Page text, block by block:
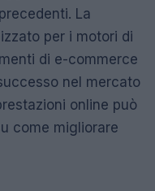
La
per i motori di
di e-commerce
nel mercato
online può
come migliorare